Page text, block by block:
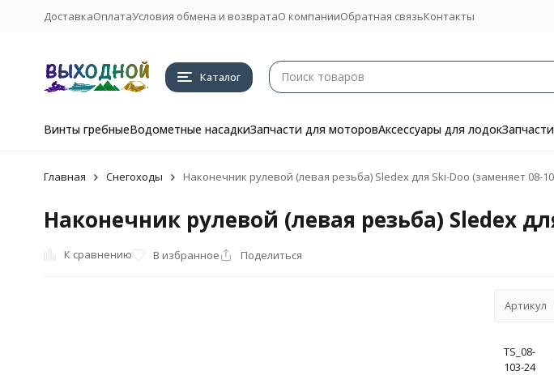
ДоставкаОплатаУсловия обмена и возвратаО компанииОбратная связьКонтакты
Каталог
Винты гребныеВодометные насадкиЗапчасти для моторовАксессуары для лодок
Главная Снегоходы Наконечник рулевой (левая резьба) Sledex для Ski-Doo (заменяет 08-
Наконечник рулевой (левая резьба) Sledex
К сравнению В избранное Поделиться
Артикул
TS_08-
103-24